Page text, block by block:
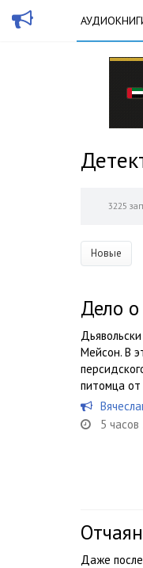
3225
Новые
Дело
Мейсон. В
питомца от
5
Даже